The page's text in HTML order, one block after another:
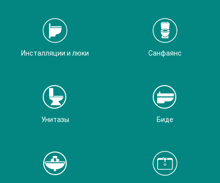
Инсталляции и люки Санфаянс
Унитазы Биде